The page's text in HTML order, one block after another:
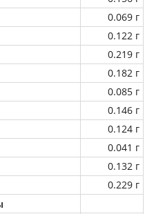
0.069 г
0.122 г
0.219 г
0.182 г
0.085 г
0.146 г
0.124 г
0.041 г
0.132 г
0.229 г